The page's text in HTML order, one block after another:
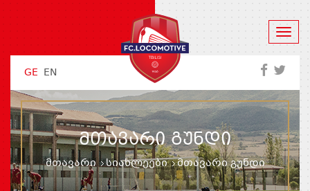
GE EN
ᲛᲗᲐᲕᲐᲠᲘ ᲒᲣᲜᲓᲘ
მთავარი სიახლეები მთავარი გუნდი